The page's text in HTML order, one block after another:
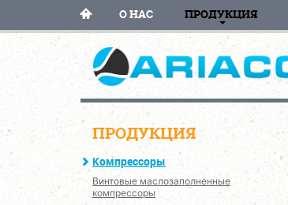
О НАС ПРОДУКЦИЯ
ПРОДУКЦИЯ
Компрессоры
Винтовые маслозаполненные
компрессоры